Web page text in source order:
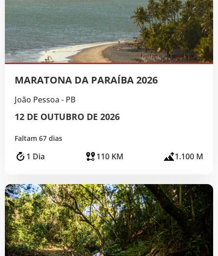
MARATONA DA PARAÍBA 2026
João Pessoa - PB
12 DE OUTUBRO DE 2026
Faltam 67 dias
1 Dia 110 KM 1.100 M